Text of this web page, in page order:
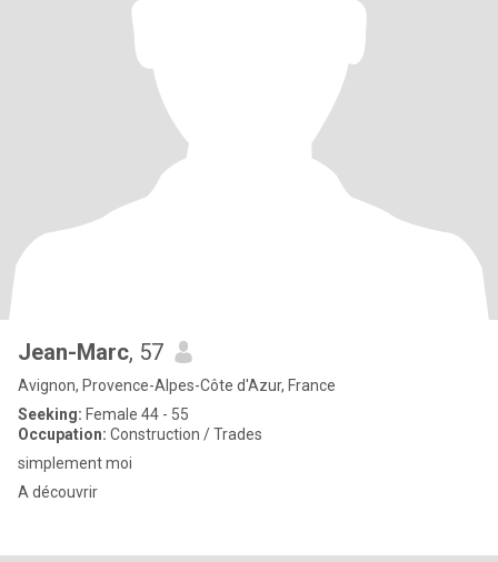
Jean-Marc, 57
Avignon, Provence-Alpes-Côte d'Azur, France
Seeking: Female 44 - 55
Occupation: Construction / Trades
simplement moi
A découvrir